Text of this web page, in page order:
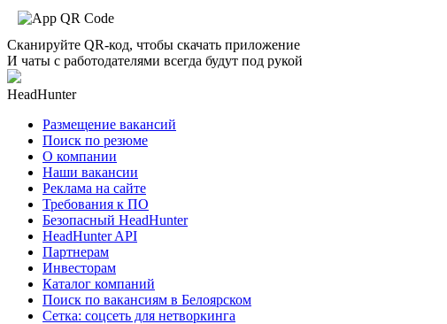
Сканируйте QR-код, чтобы скачать приложение
И чаты с работодателями всегда будут под рукой
HeadHunter
Размещение вакансий
Поиск по резюме
О компании
Наши вакансии
Реклама на сайте
Требования к ПО
Безопасный HeadHunter
HeadHunter API
Партнерам
Инвесторам
Каталог компаний
Поиск по вакансиям в Белоярском
Сетка: соцсеть для нетворкинга